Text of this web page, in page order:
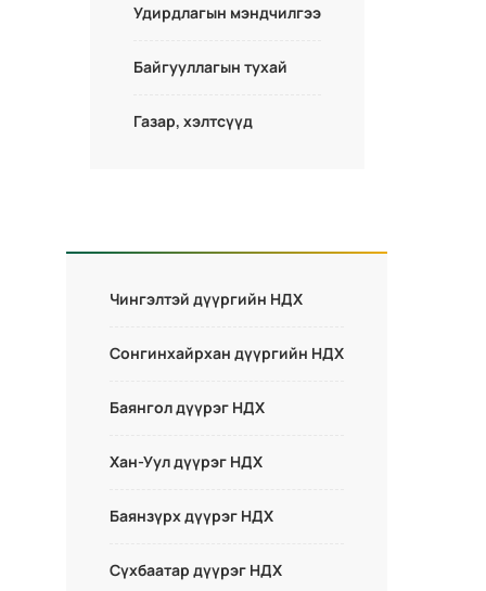
Удирдлагын мэндчилгээ
Байгууллагын тухай
Газар, хэлтсүүд
Чингэлтэй дүүргийн НДХ
Сонгинхайрхан дүүргийн НДХ
Баянгол дүүрэг НДХ
Хан-Уул дүүрэг НДХ
Баянзүрх дүүрэг НДХ
Сүхбаатар дүүрэг НДХ